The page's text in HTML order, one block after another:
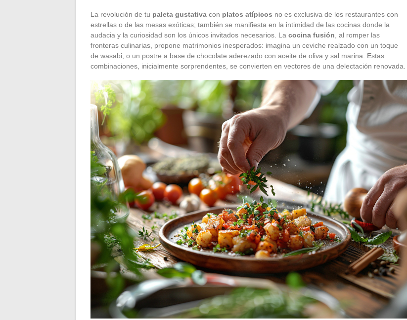
La revolución de tu paleta gustativa con platos atípicos no es exclusiva de los restaurantes con
estrellas o de las mesas exóticas; también se manifiesta en la intimidad de las cocinas donde la
audacia y la curiosidad son los únicos invitados necesarios. La cocina fusión , al romper las
fronteras culinarias, propone matrimonios inesperados: imagina un ceviche realzado con un toque
de wasabi, o un postre a base de chocolate aderezado con aceite de oliva y sal marina. Estas
combinaciones, inicialmente sorprendentes, se convierten en vectores de una delectación renovada.